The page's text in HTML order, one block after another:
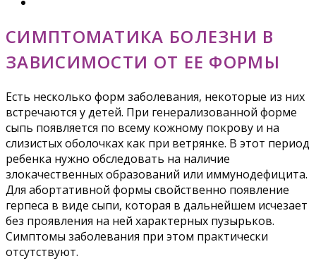
СИМПТОМАТИКА БОЛЕЗНИ В
ЗАВИСИМОСТИ ОТ ЕЕ ФОРМЫ
Есть несколько форм заболевания, некоторые из них
встречаются у детей. При генерализованной форме
сыпь появляется по всему кожному покрову и на
слизистых оболочках как при ветрянке. В этот период
ребенка нужно обследовать на наличие
злокачественных образований или иммунодефицита.
Для абортативной формы свойственно появление
герпеса в виде сыпи, которая в дальнейшем исчезает
без проявления на ней характерных пузырьков.
Симптомы заболевания при этом практически
отсутствуют.